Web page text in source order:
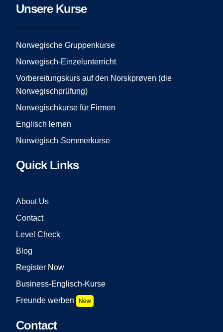
e
o
o
t
g
r
m
t
e
Unsere Kurse
Norwegische Gruppenkurse
Norwegisch-Einzelunterricht
Vorbereitungskurs auf den Norskprøven (die
Norwegischprüfung)
Norwegischkurse für Firmen
Englisch lernen
Norwegisch-Sommerkurse
Quick Links
About Us
Contact
Level Check
Blog
Register Now
Business-Englisch-Kurse
Freunde werben
New
Contact